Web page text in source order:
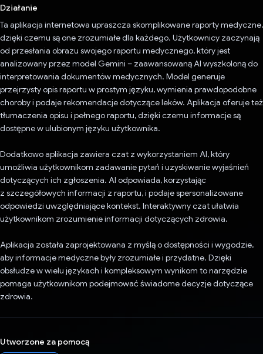
Działanie
Ta aplikacja internetowa upraszcza skomplikowane raporty medyczne,
dzięki czemu są one zrozumiałe dla każdego. Użytkownicy zaczynają
od przesłania obrazu swojego raportu medycznego, który jest
analizowany przez model Gemini – zaawansowaną AI wyszkoloną do
interpretowania dokumentów medycznych. Model generuje
przejrzysty opis raportu w prostym języku, wymienia prawdopodobne
choroby i podaje rekomendacje dotyczące leków. Aplikacja oferuje też
tłumaczenia opisu i pełnego raportu, dzięki czemu informacje są
dostępne w ulubionym języku użytkownika.
Dodatkowo aplikacja zawiera czat z wykorzystaniem AI, który
umożliwia użytkownikom zadawanie pytań i uzyskiwanie wyjaśnień
dotyczących ich zgłoszenia. AI odpowiada, korzystając
z szczegółowych informacji z raportu, i podaje spersonalizowane
odpowiedzi uwzględniające kontekst. Interaktywny czat ułatwia
użytkownikom zrozumienie informacji dotyczących zdrowia.
Aplikacja została zaprojektowana z myślą o dostępności i wygodzie,
aby informacje medyczne były zrozumiałe i przydatne. Dzięki
obsłudze w wielu językach i kompleksowym wynikom to narzędzie
pomaga użytkownikom podejmować świadome decyzje dotyczące
zdrowia.
Utworzone za pomocą